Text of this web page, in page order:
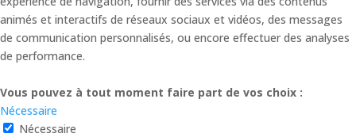
animés et interactifs de réseaux sociaux et vidéos, des messages
de communication personnalisés, ou encore effectuer des analyses
de performance.
Vous pouvez à tout moment faire part de vos choix :
Nécessaire
Nécessaire